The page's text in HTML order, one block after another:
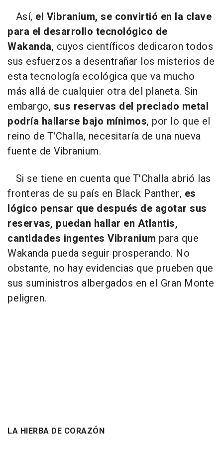
Así, el Vibranium, se convirtió en la clave
para el desarrollo tecnológico de
Wakanda, cuyos científicos dedicaron todos
sus esfuerzos a desentrañar los misterios de
esta tecnología ecológica que va mucho
más allá de cualquier otra del planeta. Sin
embargo, sus reservas del preciado metal
podría hallarse bajo mínimos, por lo que el
reino de T'Challa, necesitaría de una nueva
fuente de Vibranium.
Si se tiene en cuenta que T'Challa abrió las
fronteras de su país en Black Panther, es
lógico pensar que después de agotar sus
reservas, puedan hallar en Atlantis,
cantidades ingentes Vibranium para que
Wakanda pueda seguir prosperando. No
obstante, no hay evidencias que prueben que
sus suministros albergados en el Gran Monte
peligren.
LA HIERBA DE CORAZÓN